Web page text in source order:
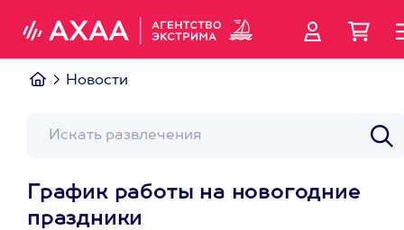
Новости
График работы на новогодние
праздники